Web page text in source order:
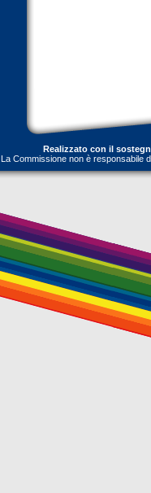
Realizzato con il
La Commissione non è responsabile